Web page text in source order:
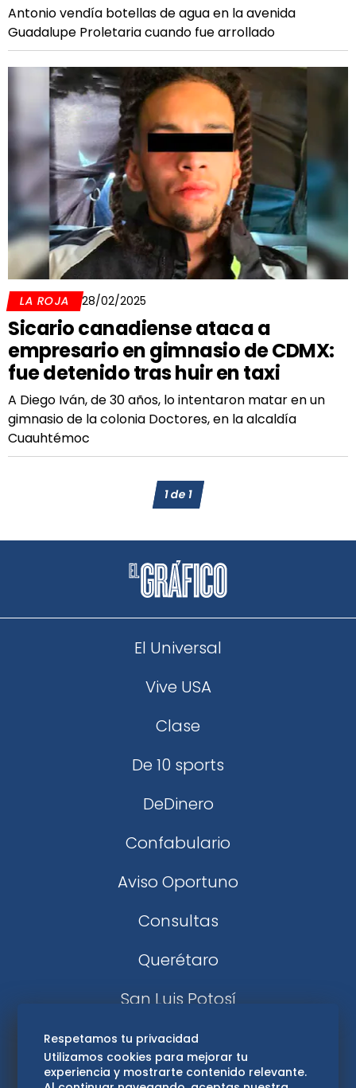
Antonio vendía botellas de agua en la avenida
Guadalupe Proletaria cuando fue arrollado
LA ROJA 28/02/2025
Sicario canadiense ataca a
empresario en gimnasio de CDMX:
fue detenido tras huir en taxi
A Diego Iván, de 30 años, lo intentaron matar en un
gimnasio de la colonia Doctores, en la alcaldía
Cuauhtémoc
1de1
El Universal
Vive USA
Clase
De 10 sports
DeDinero
Confabulario
Aviso Oportuno
Consultas
Querétaro
San Luis Potosí
Edomex
Consultas
Respetamos tu privacidad
Utilizamos cookies para mejorar tu
experiencia y mostrarte contenido relevante.